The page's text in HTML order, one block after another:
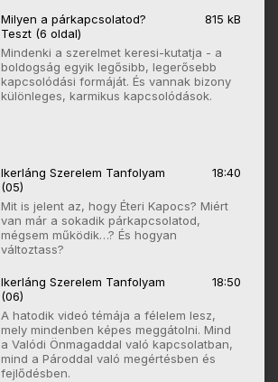
Milyen a párkapcsolatod?
Teszt (6 oldal)
815 kB
Mindenki a szerelmet keresi-kutatja - a
boldogság egyik legősibb, legerősebb
kapcsolódási formáját. És vannak bizony
különleges, karmikus kapcsolódások.
Ikerláng Szerelem Tanfolyam
(05)
18:40
Mit is jelent az, hogy Éteri Kapocs? Miért
van már a sokadik párkapcsolatod,
mégsem működik…? És hogyan
változtass?
Ikerláng Szerelem Tanfolyam
(06)
18:50
A hatodik videó témája a félelem lesz,
mely mindenben képes meggátolni. Mind
a Valódi Önmagaddal való kapcsolatban,
mind a Pároddal való megértésben és
fejlődésben.